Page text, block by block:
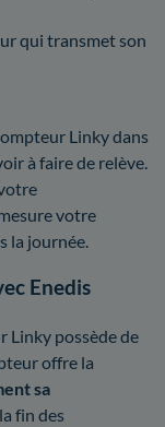
qui transmet son
Linky dans
à faire de relève.
votre
la journée.
Enedis
Linky possède de
offre la
sa
fin des